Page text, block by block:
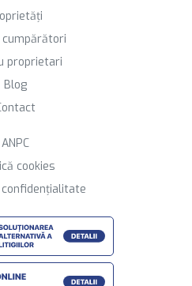
proprietari
Blog
ANPC
cookies